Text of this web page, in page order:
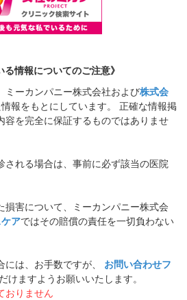
る情報についてのご注意》
ミーカンパニー株式会社および株式会
報をもとにしています。 正確な情報掲
容を完全に保証するものではありませ
される場合は、事前に必ず該当の医院
損害について、ミーカンパニー株式会
アではその賠償の責任を一切負わない
には、お手数ですが、 お問い合わせフ
けますようお願いいたします。
おりません